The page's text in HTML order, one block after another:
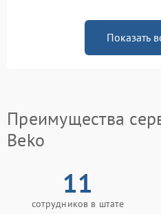
Показать
Преимущества
Beko
11
сотрудников в штате